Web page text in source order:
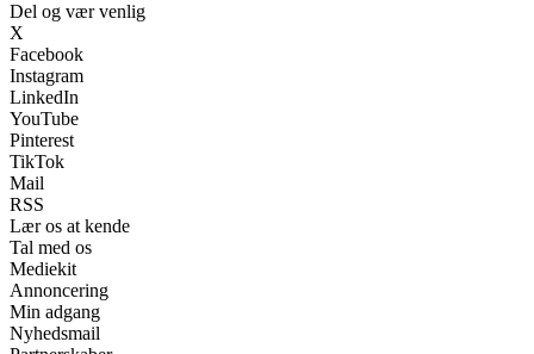
Del og vær venlig
X
Facebook
Instagram
LinkedIn
YouTube
Pinterest
TikTok
Mail
RSS
Lær os at kende
Tal med os
Mediekit
Annoncering
Min adgang
Nyhedsmail